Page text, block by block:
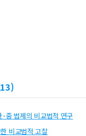
13)
중 법제의 비교법적 연구
비교법적 고찰